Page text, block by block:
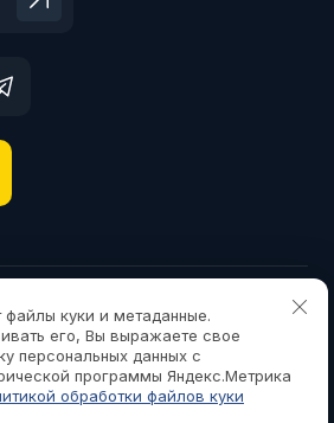
файлы куки и метаданные.
его, Вы выражаете свое
персональных данных с
программы Яндекс.Метрика
обработки файлов куки